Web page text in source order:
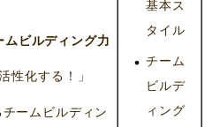
ビルディング力
性化する！」
ームビルディン
基本ス
タイル
チーム
ビルデ
ィング